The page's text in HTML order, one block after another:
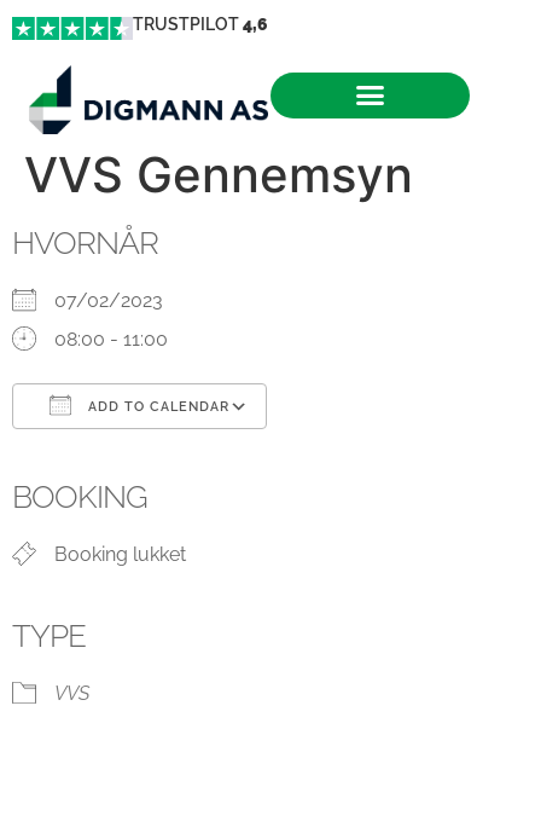
TRUSTPILOT4,6
VVS Gennemsyn
HVORNÅR
07/02/2023
08:00 - 11:00
ADD TO CALENDAR
BOOKING
Booking lukket
TYPE
VVS